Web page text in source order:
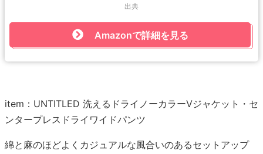
出典
Amazonで詳細を見る
item：UNTITLED 洗えるドライノーカラーVジャケット・セ
ンタープレスドライワイドパンツ
綿と麻のほどよくカジュアルな風合いのあるセットアップ